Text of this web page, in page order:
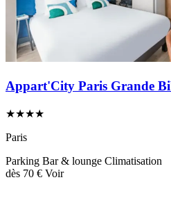
Appart'City Paris Grande
★★★★
Paris
Parking Bar & lounge Climatisation
dès 70 € Voir